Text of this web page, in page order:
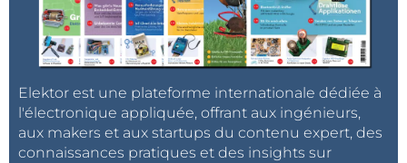
Elektor est une plateforme internationale dédiée à
l'électronique appliquée, offrant aux ingénieurs,
aux makers et aux startups du contenu expert, des
connaissances pratiques et des insights sur